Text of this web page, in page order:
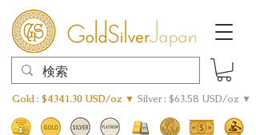
Gold : $4341.30 USD/oz ▼ Silver : $63.58 USD/oz ▼